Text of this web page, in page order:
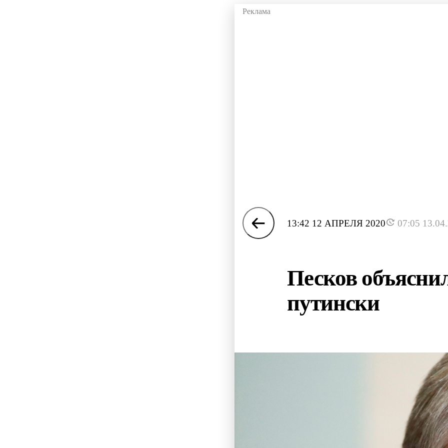
13:42 12 АПРЕЛЯ 2020 07:05
Песков
путински